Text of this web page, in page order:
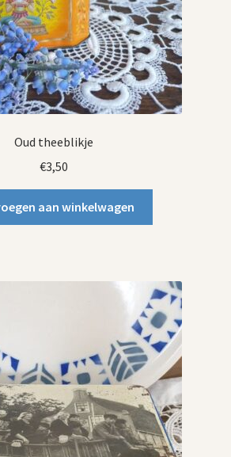
Oud theeblikje
€3,50
aan winkelwagen